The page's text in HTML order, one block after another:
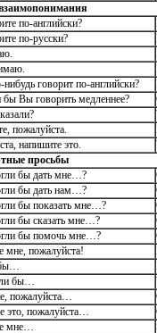
по-английски?
по-русски?
нибудь говорит по-английски?
Вы говорить медленнее?
пожалуйста.
напишите это.
просьбы
бы дать мне…?
бы дать нам…?
бы показать мне…?
бы сказать мне…?
бы помочь мне…?
мне, пожалуйста!
бы…
пожалуйста…
это, пожалуйста…
мне…